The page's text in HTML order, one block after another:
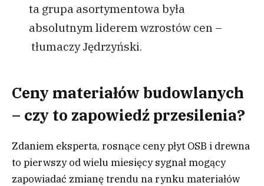
ta grupa asortymentowa była
absolutnym liderem wzrostów cen –
tłumaczy Jędrzyński.
Ceny materiałów budowlanych
– czy to zapowiedź przesilenia?
Zdaniem eksperta, rosnące ceny płyt OSB i drewna
to pierwszy od wielu miesięcy sygnał mogący
zapowiadać zmianę trendu na rynku materiałów